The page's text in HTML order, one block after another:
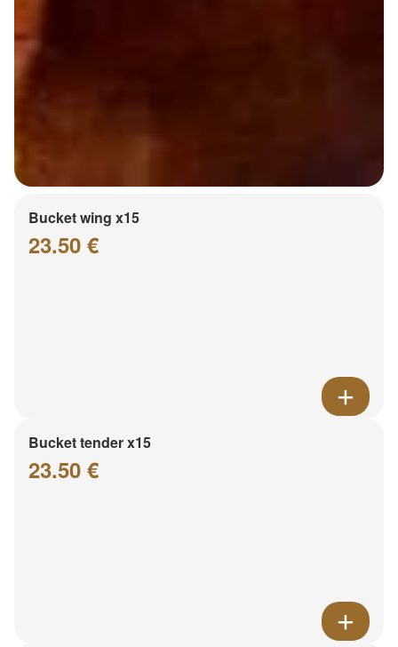
Bucket wing x15
23.50 €
Bucket tender x15
23.50 €